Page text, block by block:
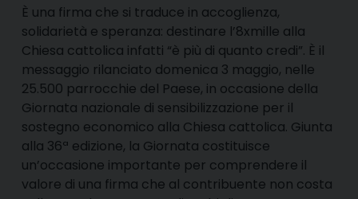
È una firma che si traduce in accoglienza,
solidarietà e speranza: destinare l’8xmille alla
Chiesa cattolica infatti “è più di quanto credi”. È il
messaggio rilanciato domenica 3 maggio, nelle
25.500 parrocchie del Paese, in occasione della
Giornata nazionale di sensibilizzazione per il
sostegno economico alla Chiesa cattolica. Giunta
alla 36ª edizione, la Giornata costituisce
un’occasione importante per comprendere il
valore di una firma che al contribuente non costa